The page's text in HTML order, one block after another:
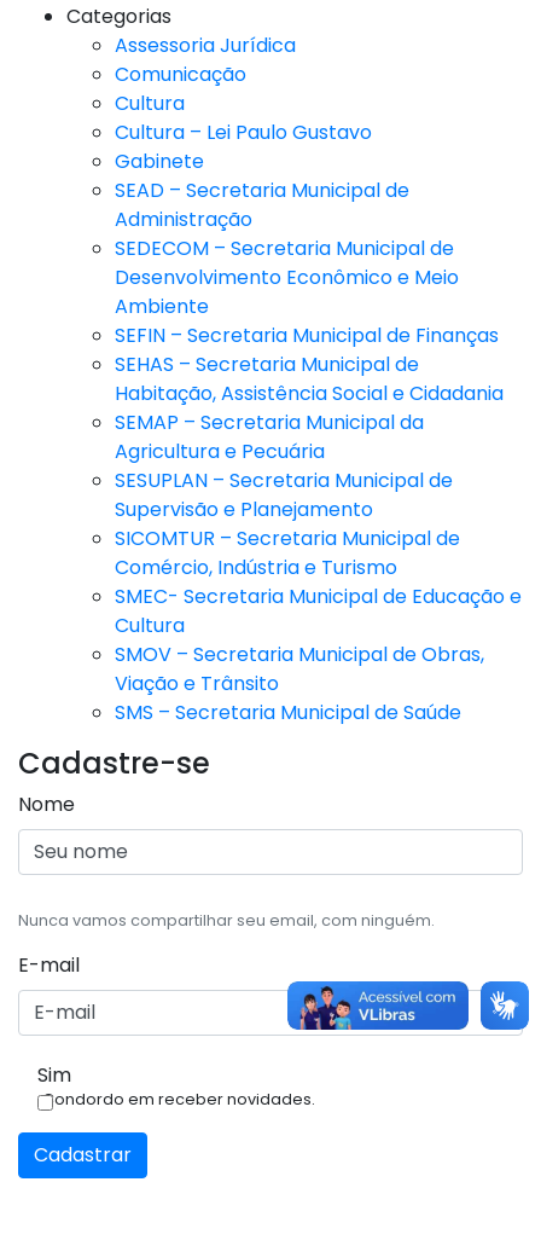
Categorias
Assessoria Jurídica
Comunicação
Cultura
Cultura – Lei Paulo Gustavo
Gabinete
SEAD – Secretaria Municipal de
Administração
SEDECOM – Secretaria Municipal de
Desenvolvimento Econômico e Meio
Ambiente
SEFIN – Secretaria Municipal de Finanças
SEHAS – Secretaria Municipal de
Habitação, Assistência Social e Cidadania
SEMAP – Secretaria Municipal da
Agricultura e Pecuária
SESUPLAN – Secretaria Municipal de
Supervisão e Planejamento
SICOMTUR – Secretaria Municipal de
Comércio, Indústria e Turismo
SMEC- Secretaria Municipal de Educação e
Cultura
SMOV – Secretaria Municipal de Obras,
Viação e Trânsito
SMS – Secretaria Municipal de Saúde
Cadastre-se
Nome
Nunca vamos compartilhar seu email, com ninguém.
E-mail
Sim
Condordo em receber novidades.
Cadastrar